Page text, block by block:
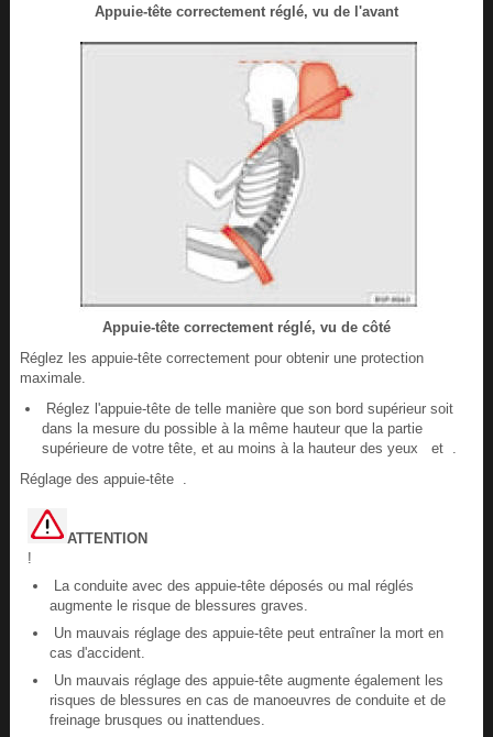
Appuie-tête correctement réglé, vu de l'avant
Appuie-tête correctement réglé, vu de côté
Réglez les appuie-tête correctement pour obtenir une protection
maximale.
Réglez l'appuie-tête de telle manière que son bord supérieur soit
dans la mesure du possible à la même hauteur que la partie
supérieure de votre tête, et au moins à la hauteur des yeux et .
Réglage des appuie-tête .
ATTENTION
!
La conduite avec des appuie-tête déposés ou mal réglés
augmente le risque de blessures graves.
Un mauvais réglage des appuie-tête peut entraîner la mort en
cas d'accident.
Un mauvais réglage des appuie-tête augmente également les
risques de blessures en cas de manoeuvres de conduite et de
freinage brusques ou inattendues.